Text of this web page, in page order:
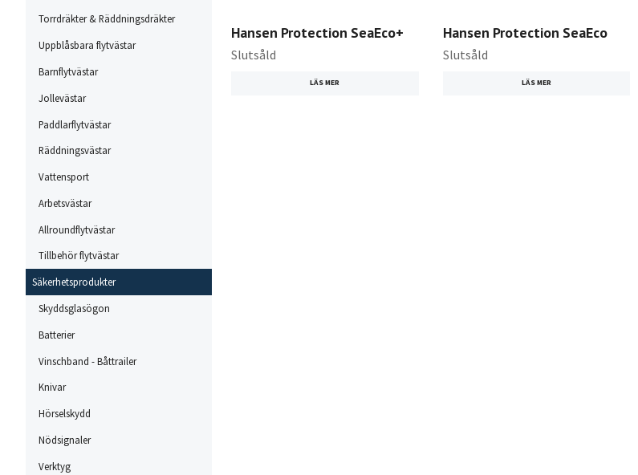
Torrdräkter & Räddningsdräkter
Uppblåsbara flytvästar
Barnflytvästar
Jollevästar
Paddlarflytvästar
Räddningsvästar
Vattensport
Arbetsvästar
Allroundflytvästar
Tillbehör flytvästar
Säkerhetsprodukter
Skyddsglasögon
Batterier
Vinschband - Båttrailer
Knivar
Hörselskydd
Nödsignaler
Verktyg
Hansen Protection SeaEco+
Slutsåld
LÄS MER
Hansen Protection SeaEco
Slutsåld
LÄS MER